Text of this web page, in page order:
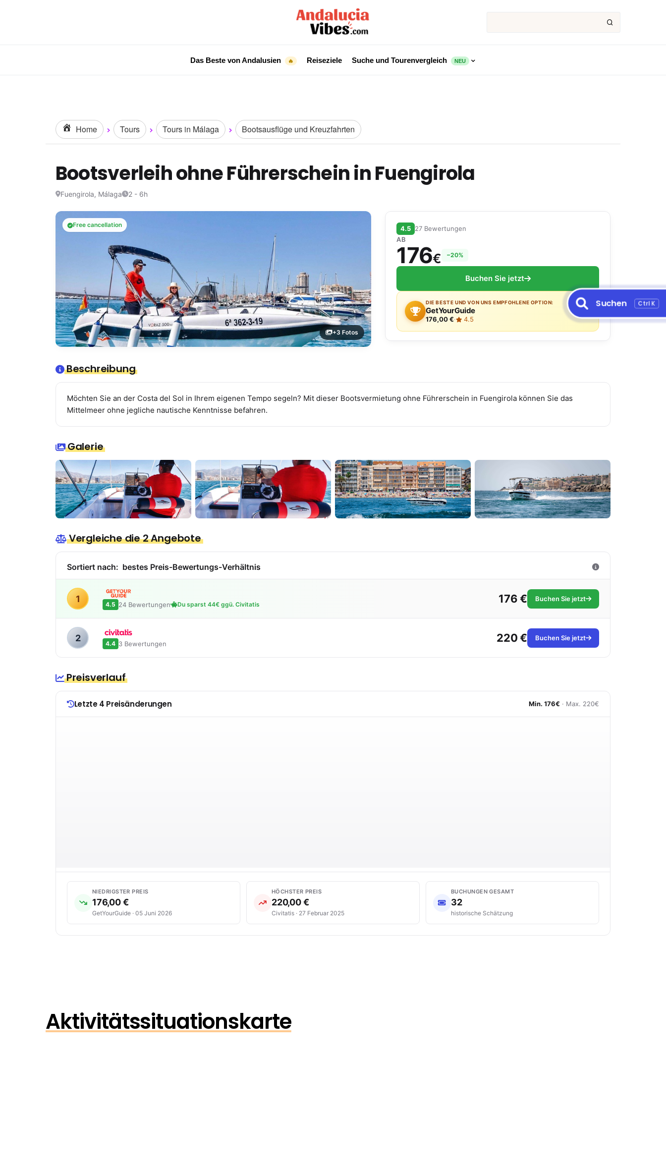
Das Beste von Andalusien 🔥 Reiseziele Suche und Tourenvergleich NEU
Home Tours Tours in Málaga Bootsausflüge und Kreuzfahrten
Bootsverleih ohne Führerschein in Fuengirola
Fuengirola, Málaga 2 - 6h
Free cancellation
+3 Fotos
4.5 27 Bewertungen
AB
176€ −20%
Buchen Sie jetzt
DIE BESTE UND VON UNS EMPFOHLENE OPTION:
GetYourGuide
176,00 €· 4.5
Beschreibung
Möchten Sie an der Costa del Sol in Ihrem eigenen Tempo segeln? Mit dieser Bootsvermietung ohne Führerschein in Fuengirola können Sie das
Mittelmeer ohne jegliche nautische Kenntnisse befahren.
Galerie
Vergleiche die 2 Angebote
Sortiert nach: bestes Preis-Bewertungs-Verhältnis
1
4.5 24 Bewertungen Du sparst 44€ ggü. Civitatis 176 € Buchen Sie jetzt
2
4.4 3 Bewertungen 220 € Buchen Sie jetzt
Preisverlauf
Letzte 4 Preisänderungen Min. 176€ · Max. 220€
NIEDRIGSTER PREIS
176,00 €
GetYourGuide · 05 Juni 2026
HÖCHSTER PREIS
220,00 €
Civitatis · 27 Februar 2025
BUCHUNGEN GESAMT
32
historische Schätzung
Aktivitätssituationskarte
Suchen Ctrl K